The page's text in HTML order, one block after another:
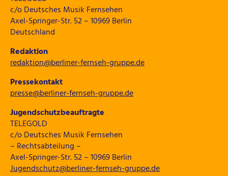
c/o Deutsches Musik Fernsehen
Axel-Springer-Str. 52 – 10969 Berlin
Deutschland
Redaktion
redaktion@berliner-fernseh-gruppe.de
Pressekontakt
presse@berliner-fernseh-gruppe.de
Jugendschutzbeauftragte
TELEGOLD
c/o Deutsches Musik Fernsehen
– Rechtsabteilung –
Axel-Springer-Str. 52 – 10969 Berlin
Jugendschutz@berliner-fernseh-gruppe.de